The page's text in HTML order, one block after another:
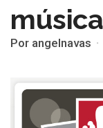
Por angelnavas